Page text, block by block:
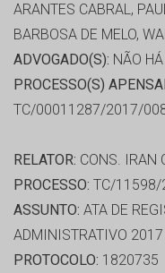
ARANTES CABRAL,
BARBOSA DE MELO,
ADVOGADO(S): NÃO HÁ
PROCESSO(S)
TC/00011287/2017/
RELATOR: CONS. IRAN
PROCESSO: TC/11598/
ASSUNTO: ATA DE
ADMINISTRATIVO 2017
PROTOCOLO: 1820735